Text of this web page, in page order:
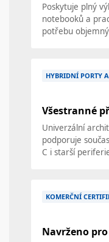
Poskytuje plný
notebooků a
potřebu
HYBRIDNÍ PORTY
Všestranné
Univerzální
podporuje
C i starší
KOMERČNÍ
Navrženo